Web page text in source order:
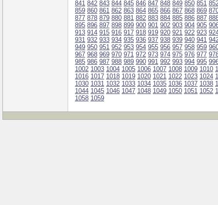
841 842 843 844 845 846 847 848 849 850 851
859 860 861 862 863 864 865 866 867 868 869
877 878 879 880 881 882 883 884 885 886 887
895 896 897 898 899 900 901 902 903 904 905
913 914 915 916 917 918 919 920 921 922 923
931 932 933 934 935 936 937 938 939 940 941
949 950 951 952 953 954 955 956 957 958 959
967 968 969 970 971 972 973 974 975 976 977
985 986 987 988 989 990 991 992 993 994 995
1002 1003 1004 1005 1006 1007 1008 1009 1010
1016 1017 1018 1019 1020 1021 1022 1023 1024
1030 1031 1032 1033 1034 1035 1036 1037 1038
1044 1045 1046 1047 1048 1049 1050 1051 1052
1058 1059